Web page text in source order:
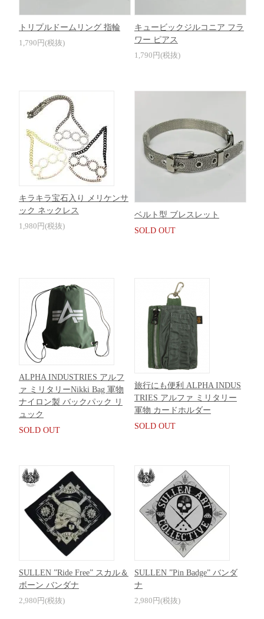
トリプルドームリング 指輪
1,790円(税抜)
キュービックジルコニア フラ
ワー ピアス
1,790円(税抜)
キラキラ宝石入り メリケンサ
ック ネックレス
1,980円(税抜)
ベルト型 ブレスレット
SOLD OUT
ALPHA INDUSTRIES アルフ
ァ ミリタリーNikki Bag 軍物
ナイロン製 バックパック リ
ュック
SOLD OUT
旅行にも便利 ALPHA INDUS
TRIES アルファ ミリタリー
軍物 カードホルダー
SOLD OUT
SULLEN ”Ride Free” スカル＆
ボーン バンダナ
2,980円(税抜)
SULLEN ”Pin Badge” バンダ
ナ
2,980円(税抜)